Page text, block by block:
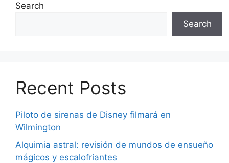
Search
Search
Recent Posts
Piloto de sirenas de Disney filmará en
Wilmington
Alquimia astral: revisión de mundos de ensueño
mágicos y escalofriantes